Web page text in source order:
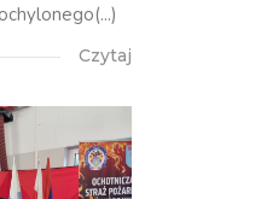
Czytaj